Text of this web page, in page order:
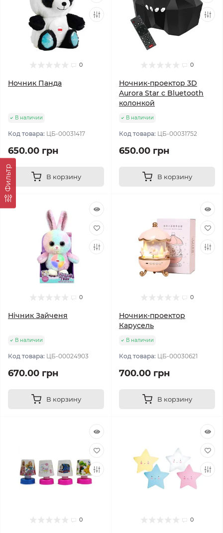
Фильтр
0
Ночник Панда
В наличии
Код товара: ЦБ-00031417
650.00 грн
В корзину
0
Ночник-проектор 3D
Aurora Star с Bluetooth
колонкой
В наличии
Код товара: ЦБ-00031752
650.00 грн
В корзину
0
Нічник Зайченя
В наличии
Код товара: ЦБ-00024903
670.00 грн
В корзину
0
Ночник-проектор
Карусель
В наличии
Код товара: ЦБ-00030621
700.00 грн
В корзину
0 0